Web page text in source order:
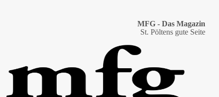
MFG - Das Magazin
St. Pöltens gute Seite